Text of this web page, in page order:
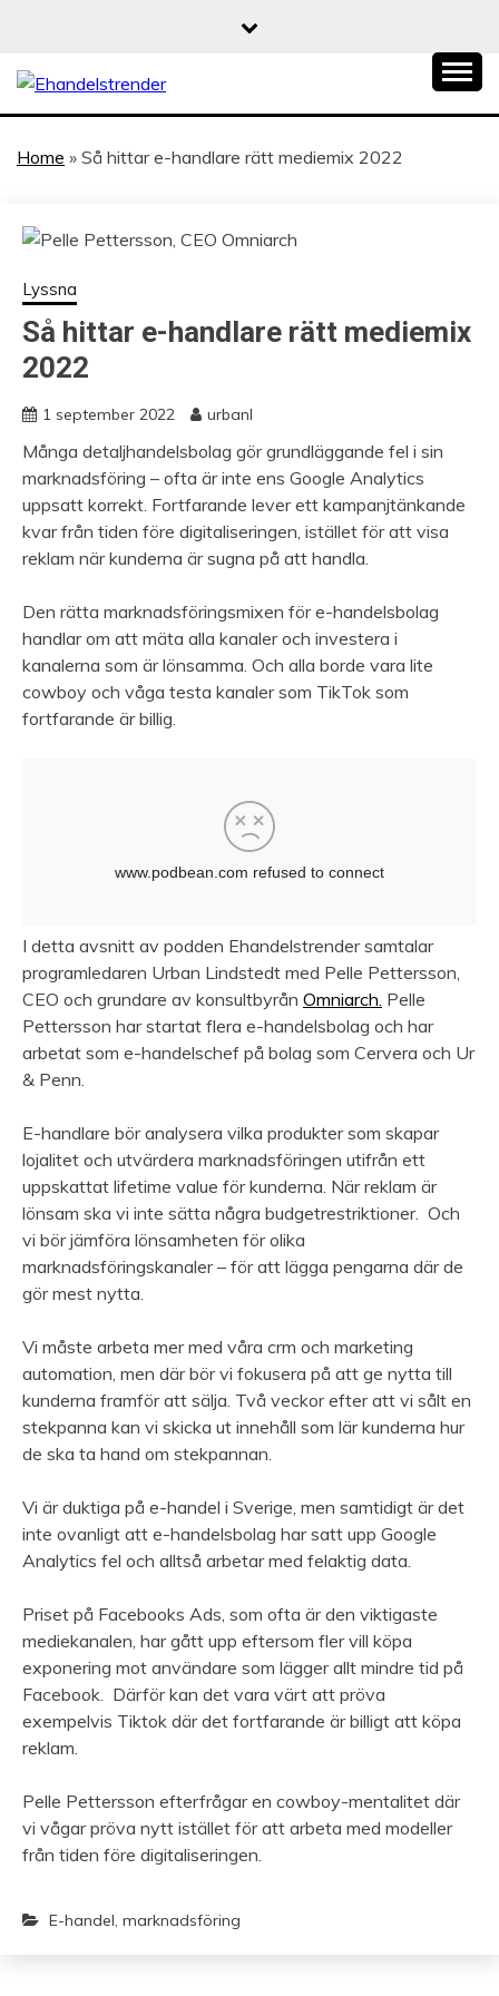
content
Home » Så hittar e-handlare rätt mediemix 2022
Lyssna
Så hittar e-handlare rätt mediemix
2022
1 september 2022 urbanl
Många detaljhandelsbolag gör grundläggande fel i sin
marknadsföring – ofta är inte ens Google Analytics
uppsatt korrekt. Fortfarande lever ett kampanjtänkande
kvar från tiden före digitaliseringen, istället för att visa
reklam när kunderna är sugna på att handla.
Den rätta marknadsföringsmixen för e-handelsbolag
handlar om att mäta alla kanaler och investera i
kanalerna som är lönsamma. Och alla borde vara lite
cowboy och våga testa kanaler som TikTok som
fortfarande är billig.
I detta avsnitt av podden Ehandelstrender samtalar
programledaren Urban Lindstedt med Pelle Pettersson,
CEO och grundare av konsultbyrån Omniarch. Pelle
Pettersson har startat flera e-handelsbolag och har
arbetat som e-handelschef på bolag som Cervera och Ur
& Penn.
E-handlare bör analysera vilka produkter som skapar
lojalitet och utvärdera marknadsföringen utifrån ett
uppskattat lifetime value för kunderna. När reklam är
lönsam ska vi inte sätta några budgetrestriktioner. Och
vi bör jämföra lönsamheten för olika
marknadsföringskanaler – för att lägga pengarna där de
gör mest nytta.
Vi måste arbeta mer med våra crm och marketing
automation, men där bör vi fokusera på att ge nytta till
kunderna framför att sälja. Två veckor efter att vi sålt en
stekpanna kan vi skicka ut innehåll som lär kunderna hur
de ska ta hand om stekpannan.
Vi är duktiga på e-handel i Sverige, men samtidigt är det
inte ovanligt att e-handelsbolag har satt upp Google
Analytics fel och alltså arbetar med felaktig data.
Priset på Facebooks Ads, som ofta är den viktigaste
mediekanalen, har gått upp eftersom fler vill köpa
exponering mot användare som lägger allt mindre tid på
Facebook. Därför kan det vara värt att pröva
exempelvis Tiktok där det fortfarande är billigt att köpa
reklam.
Pelle Pettersson efterfrågar en cowboy-mentalitet där
vi vågar pröva nytt istället för att arbeta med modeller
från tiden före digitaliseringen.
E-handel, marknadsföring